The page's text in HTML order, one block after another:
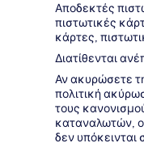
Αποδεκτές
πιστωτικές
κάρτες,
Διατίθενται
Αν ακυρώσετε
πολιτική
τους
καταναλωτών,
δεν